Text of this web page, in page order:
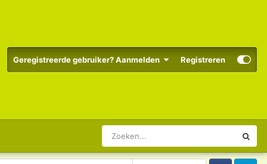
Geregistreerde gebruiker? Aanmelden Registreren